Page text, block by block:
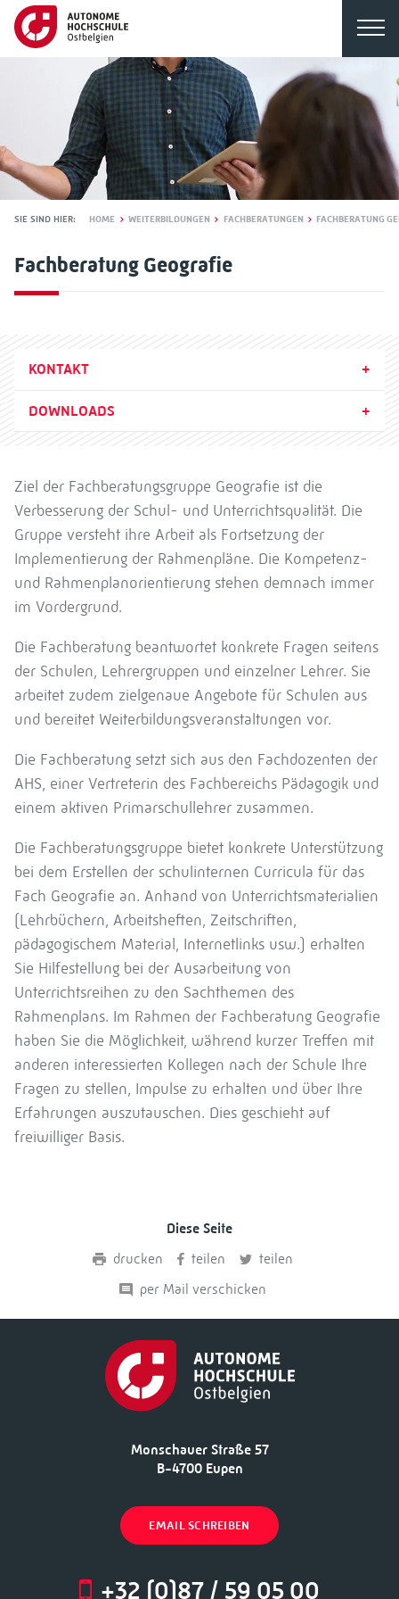
SIE SIND HIER: HOME WEITERBILDUNGEN FACHBERATUNGEN FACHBERATUNG
Fachberatung Geografie
KONTAKT
DOWNLOADS
Ziel der Fachberatungsgruppe Geografie ist die
Verbesserung der Schul- und Unterrichtsqualität. Die
Gruppe versteht ihre Arbeit als Fortsetzung der
Implementierung der Rahmenpläne. Die Kompetenz-
und Rahmenplanorientierung stehen demnach immer
im Vordergrund.
Die Fachberatung beantwortet konkrete Fragen seitens
der Schulen, Lehrergruppen und einzelner Lehrer. Sie
arbeitet zudem zielgenaue Angebote für Schulen aus
und bereitet Weiterbildungsveranstaltungen vor.
Die Fachberatung setzt sich aus den Fachdozenten der
AHS, einer Vertreterin des Fachbereichs Pädagogik und
einem aktiven Primarschullehrer zusammen.
Die Fachberatungsgruppe bietet konkrete Unterstützung
bei dem Erstellen der schulinternen Curricula für das
Fach Geografie an. Anhand von Unterrichtsmaterialien
(Lehrbüchern, Arbeitsheften, Zeitschriften,
pädagogischem Material, Internetlinks usw.) erhalten
Sie Hilfestellung bei der Ausarbeitung von
Unterrichtsreihen zu den Sachthemen des
Rahmenplans. Im Rahmen der Fachberatung Geografie
haben Sie die Möglichkeit, während kurzer Treffen mit
anderen interessierten Kollegen nach der Schule Ihre
Fragen zu stellen, Impulse zu erhalten und über Ihre
Erfahrungen auszutauschen. Dies geschieht auf
freiwilliger Basis.
Diese Seite
drucken
teilen
teilen
per Mail verschicken
Monschauer Straße 57
B-4700 Eupen
EMAIL SCHREIBEN
+32 (0)87 / 59 05 00